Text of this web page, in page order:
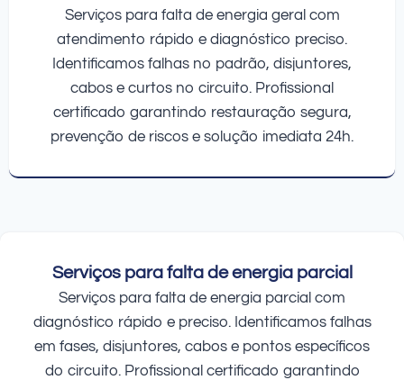
Serviços para falta de energia geral com
atendimento rápido e diagnóstico preciso.
Identificamos falhas no padrão, disjuntores,
cabos e curtos no circuito. Profissional
certificado garantindo restauração segura,
prevenção de riscos e solução imediata 24h.
Serviços para falta de energia parcial
Serviços para falta de energia parcial com
diagnóstico rápido e preciso. Identificamos falhas
em fases, disjuntores, cabos e pontos específicos
do circuito. Profissional certificado garantindo